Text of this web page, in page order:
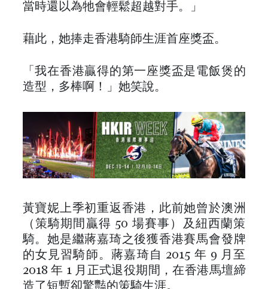
當時還以為牠會輕鬆超越對手。」
藉此，她捧走香港騎師生涯首座獎盃。
「我在香港贏得的第一座獎盃是電飯煲的
造型，多棒啊！」她笑說。
黃寶妮上季初重返香港，此前她曾於澳洲
（策騎期間贏得 50 場賽事）及紐西蘭策
騎。她是繼蔣嘉琦之後獲香港賽馬會發牌
的女見習騎師。蔣嘉琦自 2015 年 9 月至
2018 年 1 月正式退役期間，在香港馬壇締